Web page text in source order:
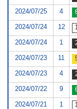
2024/07/25 4
2024/07/24 12
2024/07/24 1
2024/07/23 11
2024/07/23 4
2024/07/22 9
2024/07/21 1